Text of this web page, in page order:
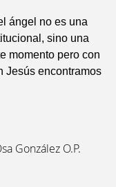
ángel no es una
sino una
momento pero con
Jesús encontramos
González O.P.